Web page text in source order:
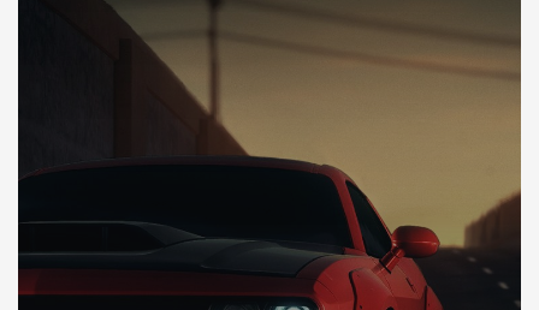
DÉCOUVREZ VOTRE INSPECTION AUTO USA